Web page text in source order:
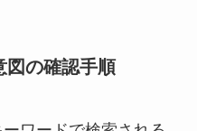
図の確認手順